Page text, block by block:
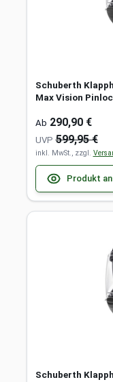
Schuberth
Max Vision
Ab 290,90 €
UVP 599,95 €
inkl. MwSt., zzgl.
Produkt
Schuberth